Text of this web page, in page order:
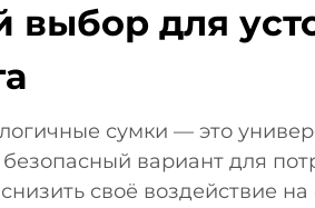
для
сумки — это
безопасный вариант для
своё воздействие